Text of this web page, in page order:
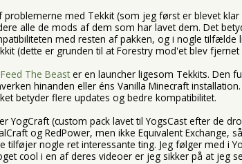
problemerne med Tekkit (som jeg først er blevet
alle de mods af dem som har lavet dem. Det
med resten af pakken, og i nogle
(dette er grunden til at Forestry mod'et blev fjernet
Feed The Beaster en launcher ligesom Tekkits. Den
hinanden eller éns Vanilla Minecraft
betyder flere updates og bedre kompatibilitet.
YogCraft (custom pack lavet til YogsCast efter de
og RedPower, men ikke Equivalent
nogle ret interessante ting. Jeg følger med i
cool i en af deres videoer er jeg sikker på at jeg